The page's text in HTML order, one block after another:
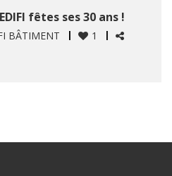
fêtes ses 30 ans !
BÂTIMENT 1